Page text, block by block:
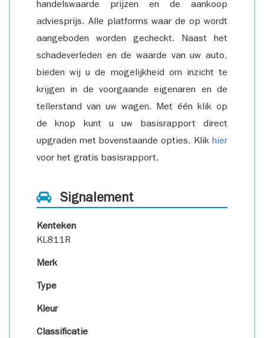
handelswaarde prijzen en de aankoop
adviesprijs. Alle platforms waar de op wordt
aangeboden worden gecheckt. Naast het
schadeverleden en de waarde van uw auto,
bieden wij u de mogelijkheid om inzicht te
krijgen in de voorgaande eigenaren en de
tellerstand van uw wagen. Met één klik op
de knop kunt u uw basisrapport direct
upgraden met bovenstaande opties. Klik hier
voor het gratis basisrapport.
Signalement
Kenteken
KL811R
Merk
Type
Kleur
Classificatie